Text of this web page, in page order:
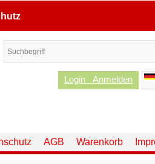
Login Anmelden
AGB Warenkorb